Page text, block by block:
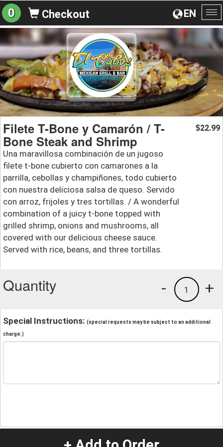
EN
0 Checkout
Filete T-Bone y Camarón / T-
Bone Steak and Shrimp
Una maravillosa combinación de un jugoso
filete t-bone cubierto con camarones a la
parrilla, cebollas y champiñones, todo cubierto
con nuestra deliciosa salsa de queso. Servido
con arroz, frijoles y tres tortillas. / A wonderful
combination of a juicy t-bone topped with
grilled shrimp, onions and mushrooms, all
covered with our delicious cheese sauce.
Served with rice, beans, and three tortillas.
$22.99
Quantity +
1
-
Special Instructions: (special requests may be subject to an additional
charge.)